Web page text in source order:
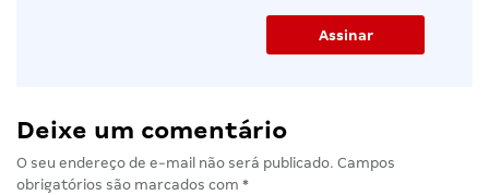
Deixe um comentário
O seu endereço de e-mail não será publicado. Campos
obrigatórios são marcados com *